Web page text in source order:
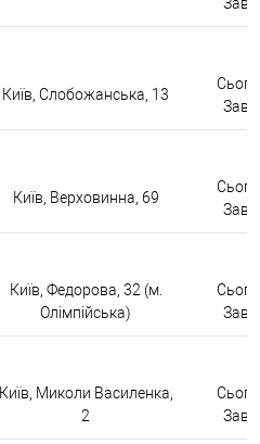
Київ, Слобожанська, 13
Київ, Верховинна, 69
Київ, Федорова, 32 (м.
Олімпійська)
Київ, Миколи Василенка,
2